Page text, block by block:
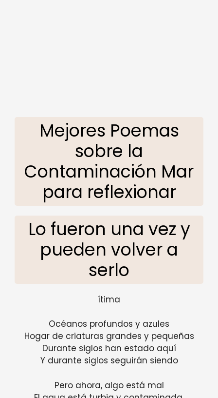
Mejores Poemas
sobre la
Contaminación Mar
para reflexionar
Lo fueron una vez y
pueden volver a
serlo
ítima
Océanos profundos y azules
Hogar de criaturas grandes y pequeñas
Durante siglos han estado aquí
Y durante siglos seguirán siendo
Pero ahora, algo está mal